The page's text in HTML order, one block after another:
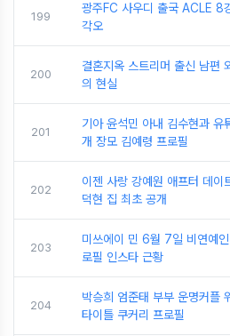
199
광주FC 사우디 출국 ACLE 8
각오
200
결혼지옥 스트리머 출신 남편
의 현실
201
기아 윤석민 아내 김수현과
개 장모 김예령 프로필
202
이젠 사랑 강예원 애프터 데이
덕현 집 최초 공개
203
미쓰에이 민 6월 7일 비연예
로필 인스타 근황
204
박승희 엄준태 부부 운명커플
타이틀 쿠커리 프로필